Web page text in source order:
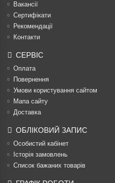
Вакансії
Сертифікати
Рекомендації
Контакти
СЕРВІС
Оплата
Повернення
Умови користування сайтом
Мапа сайту
Доставка
ОБЛІКОВИЙ ЗАПИС
Особистий кабінет
Історія замовлень
Список бажаних товарів